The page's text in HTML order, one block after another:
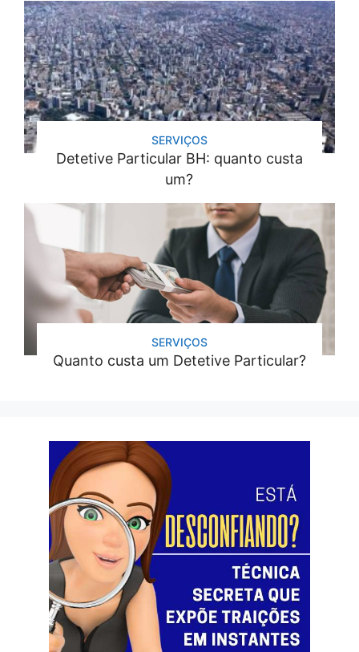
SERVIÇOS
Detetive Particular BH: quanto custa
um?
SERVIÇOS
Quanto custa um Detetive Particular?